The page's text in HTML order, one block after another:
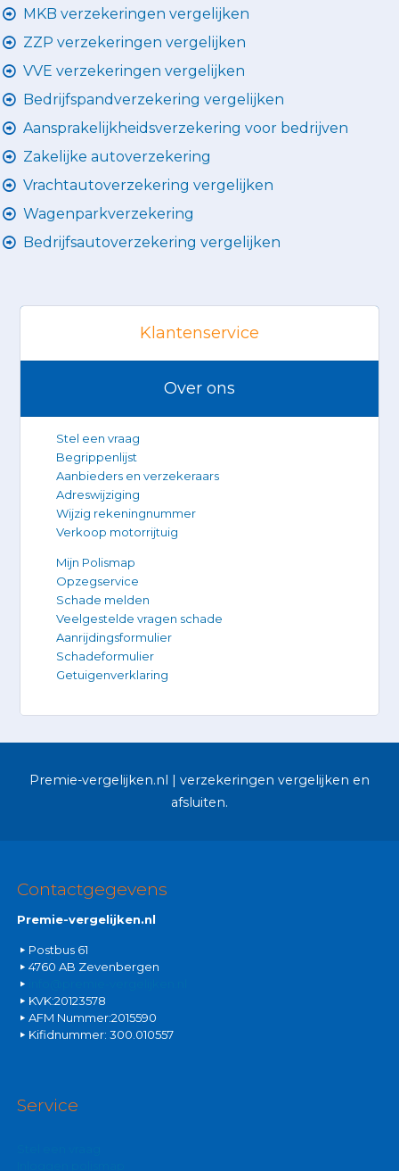
MKB verzekeringen vergelijken
ZZP verzekeringen vergelijken
VVE verzekeringen vergelijken
Bedrijfspandverzekering vergelijken
Aansprakelijkheidsverzekering voor bedrijven
Zakelijke autoverzekering
Vrachtautoverzekering vergelijken
Wagenparkverzekering
Bedrijfsautoverzekering vergelijken
Klantenservice
Over ons
Stel een vraag
Begrippenlijst
Aanbieders en verzekeraars
Adreswijziging
Wijzig rekeningnummer
Verkoop motorrijtuig
Mijn Polismap
Opzegservice
Schade melden
Veelgestelde vragen schade
Aanrijdingsformulier
Schadeformulier
Getuigenverklaring
Premie-vergelijken.nl | verzekeringen vergelijken en
afsluiten.
Contactgegevens
Premie-vergelijken.nl
Postbus 61
4760 AB Zevenbergen
KVK:20123578
AFM Nummer:2015590
Kifidnummer: 300.010557
Service